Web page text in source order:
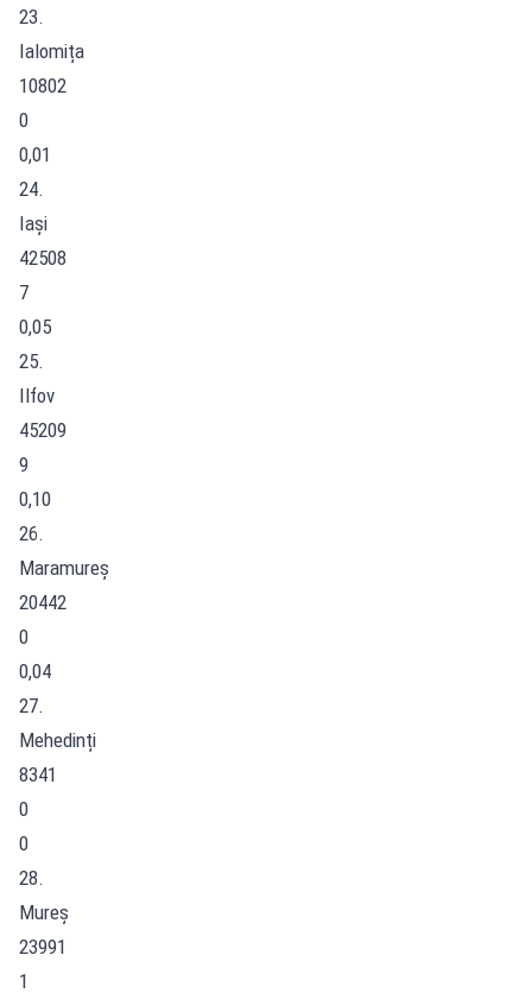
23.
Ialomița
10802
0
0,01
24.
Iași
42508
7
0,05
25.
Ilfov
45209
9
0,10
26.
Maramureș
20442
0
0,04
27.
Mehedinți
8341
0
0
28.
Mureș
23991
1